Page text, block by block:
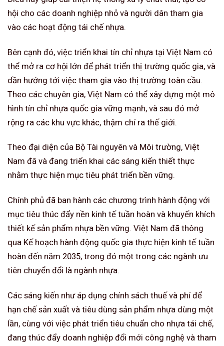
hội cho các doanh nghiệp nhỏ và người dân tham gia
vào các hoạt động tái chế nhựa.
Bên cạnh đó, việc triển khai tín chỉ nhựa tại Việt Nam có
thể mở ra cơ hội lớn để phát triển thị trường quốc gia, và
dần hướng tới việc tham gia vào thị trường toàn cầu.
Theo các chuyên gia, Việt Nam có thể xây dựng một mô
hình tín chỉ nhựa quốc gia vững mạnh, và sau đó mở
rộng ra các khu vực khác, thậm chí ra thế giới.
Theo đại diện của Bộ Tài nguyên và Môi trường, Việt
Nam đã và đang triển khai các sáng kiến thiết thực
nhằm thực hiện mục tiêu phát triển bền vững.
Chính phủ đã ban hành các chương trình hành động với
mục tiêu thúc đẩy nền kinh tế tuần hoàn và khuyến khích
thiết kế sản phẩm nhựa bền vững. Việt Nam đã thông
qua Kế hoạch hành động quốc gia thực hiện kinh tế tuần
hoàn đến năm 2035, trong đó một trong các ngành ưu
tiên chuyển đổi là ngành nhựa.
Các sáng kiến như áp dụng chính sách thuế và phí để
hạn chế sản xuất và tiêu dùng sản phẩm nhựa dùng một
lần, cùng với việc phát triển tiêu chuẩn cho nhựa tái chế,
đang thúc đẩy doanh nghiệp đổi mới công nghệ và tham